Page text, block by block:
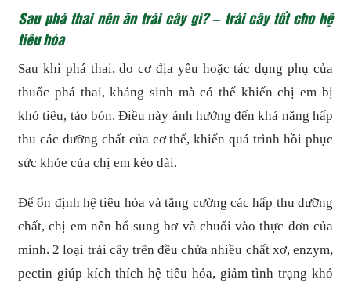
Sau phá thai nên ăn trái cây gì? – trái cây tốt cho hệ
tiêu hóa
Sau khi phá thai, do cơ địa yếu hoặc tác dụng phụ của
thuốc phá thai, kháng sinh mà có thể khiến chị em bị
khó tiêu, táo bón. Điều này ảnh hưởng đến khả năng hấp
thu các dưỡng chất của cơ thể, khiến quá trình hồi phục
sức khỏe của chị em kéo dài.
Để ổn định hệ tiêu hóa và tăng cường các hấp thu dưỡng
chất, chị em nên bổ sung bơ và chuối vào thực đơn của
mình. 2 loại trái cây trên đều chứa nhiều chất xơ, enzym,
pectin giúp kích thích hệ tiêu hóa, giảm tình trạng khó